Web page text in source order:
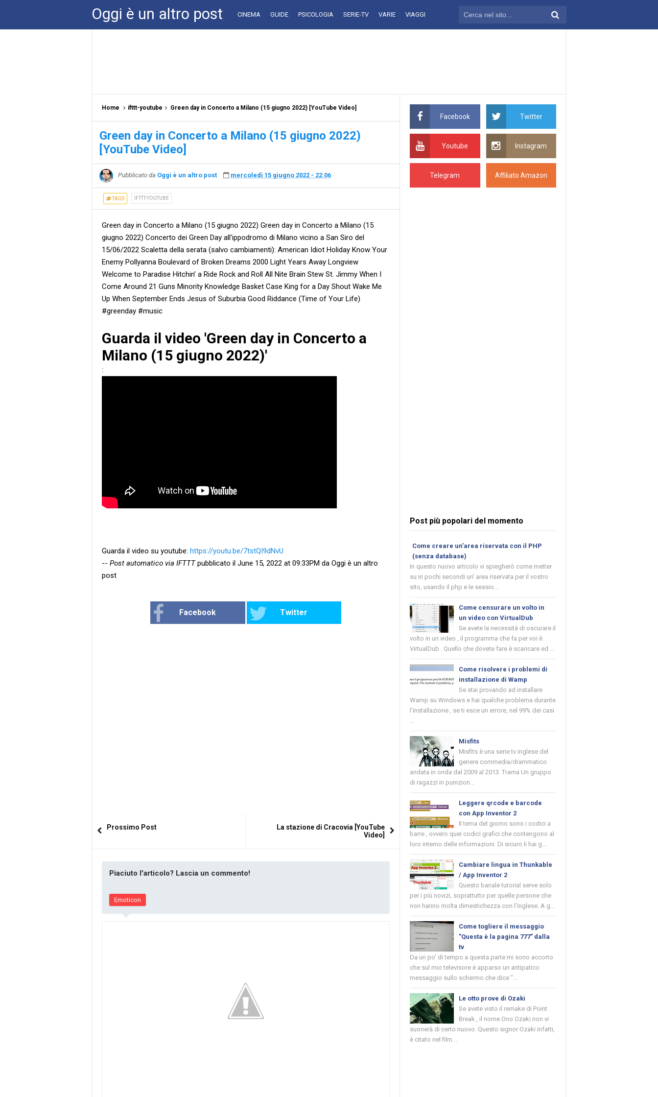
Oggi è un altro post CINEMA GUIDE PSICOLOGIA SERIE-TV VARIE VIAGGI
Home ifttt-youtube Green day in Concerto a Milano (15 giugno 2022) [YouTube Video]
Green day in Concerto a Milano (15 giugno 2022)
[YouTube Video]
Pubblicato da Oggi è un altro post mercoledì 15 giugno 2022 - 22:06
TAGS IFTTT-YOUTUBE
Green day in Concerto a Milano (15 giugno 2022) Green day in Concerto a Milano (15
giugno 2022) Concerto dei Green Day all'ippodromo di Milano vicino a San Siro del
15/06/2022 Scaletta della serata (salvo cambiamenti): American Idiot Holiday Know Your
Enemy Pollyanna Boulevard of Broken Dreams 2000 Light Years Away Longview
Welcome to Paradise Hitchin’ a Ride Rock and Roll All Nite Brain Stew St. Jimmy When I
Come Around 21 Guns Minority Knowledge Basket Case King for a Day Shout Wake Me
Up When September Ends Jesus of Suburbia Good Riddance (Time of Your Life)
#greenday #music
Guarda il video 'Green day in Concerto a
Milano (15 giugno 2022)'
:
Guarda il video su youtube: https://youtu.be/7tstQI9dNvU
-- Post automatico via IFTTTpubblicato il June 15, 2022 at 09:33PM da Oggi è un altro
post
Facebook Twitter
Prossimo Post
La stazione di Cracovia [YouTube
Video]
Piaciuto l'articolo? Lascia un commento!
Emoticon
Facebook Twitter
Youtube Instagram
Telegram Affiliato Amazon
Post più popolari del momento
Come creare un'area riservata con il PHP
(senza database)
In questo nuovo articolo vi spiegherò come metter
su in pochi secondi un' area riservata per il vostro
sito, usando il php e le sessio...
Come censurare un volto in
un video con VirtualDub
Se avete la necessità di oscurare il
volto in un video , il programma che fa per voi è
VirtualDub . Quello che dovete fare è scaricare ed ...
Come risolvere i problemi di
installazione di Wamp
Se stai provando ad installare
Wamp su Windows e hai qualche problema durante
l'installazione , se ti esce un errore, nel 99% dei casi
...
Misfits
Misfits è una serie tv inglese del
genere commedia/drammatico
andata in onda dal 2009 al 2013. Trama Un gruppo
di ragazzi in punizion...
Leggere qrcode e barcode
con App Inventor 2
Il tema del giorno sono i codici a
barre , ovvero quei codici grafici che contengono al
loro interno delle informazioni. Di sicuro li hai g...
Cambiare lingua in Thunkable
/ App Inventor 2
Questo banale tutorial serve solo
per i più novizi, soprattutto per quelle persone che
non hanno molta dimestichezza con l'inglese. A g...
Come togliere il messaggio
"Questa è la pagina 777" dalla
tv
Da un po' di tempo a questa parte mi sono accorto
che sul mio televisore è apparso un antipatico
messaggio sullo schermo che dice "...
Le otto prove di Ozaki
Se avete visto il remake di Point
Break , il nome Ono Ozaki non vi
suonerà di certo nuovo. Questo signor Ozaki infatti,
è citato nel film ...